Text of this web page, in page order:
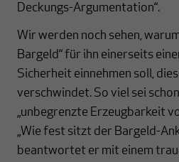
Deckungs-Argumentation“.
Wir werden noch sehen,
Bargeld“ für ihn einerseits
Sicherheit einnehmen soll,
verschwindet. So viel sei
„unbegrenzte Erzeugbarkeit
„Wie fest sitzt der Bargeld-
beantwortet er mit einem